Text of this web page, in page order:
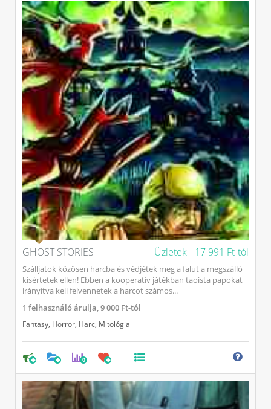
Üzletek - 17 991 Ft-tól
GHOST STORIES
Szálljatok közösen harcba és védjétek meg a falut a megszálló
kísértetek ellen! Ebben a kooperatív játékban taoista papokat
irányítva kell felvennetek a harcot számos...
1 felhasználó árulja,9 000 Ft-tól
Fantasy Horror Harc Mitológia
0